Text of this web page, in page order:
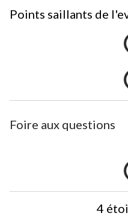
Points saillants de
Foire aux questions
4